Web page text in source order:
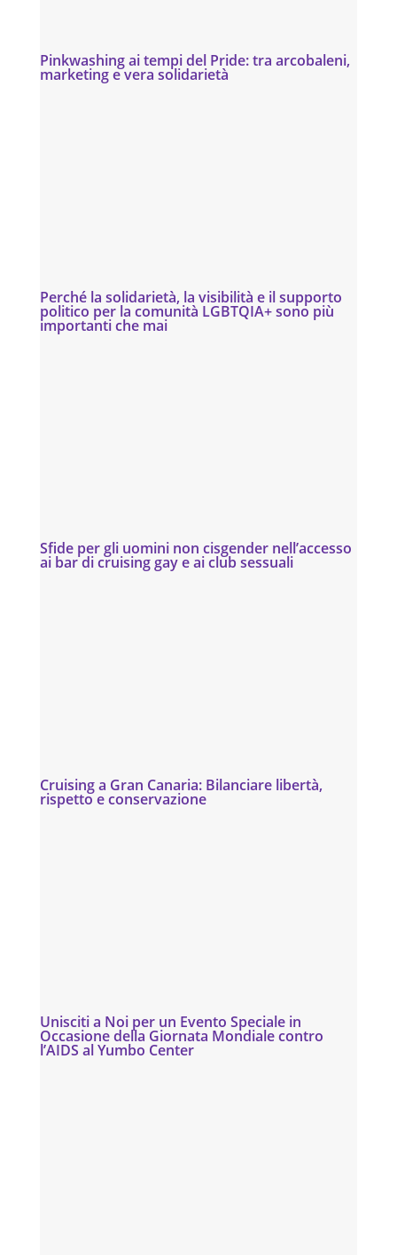
Pinkwashing ai tempi del Pride: tra arcobaleni,
marketing e vera solidarietà
Perché la solidarietà, la visibilità e il supporto
politico per la comunità LGBTQIA+ sono più
importanti che mai
Sfide per gli uomini non cisgender nell’accesso
ai bar di cruising gay e ai club sessuali
Cruising a Gran Canaria: Bilanciare libertà,
rispetto e conservazione
Unisciti a Noi per un Evento Speciale in
Occasione della Giornata Mondiale contro
l’AIDS al Yumbo Center